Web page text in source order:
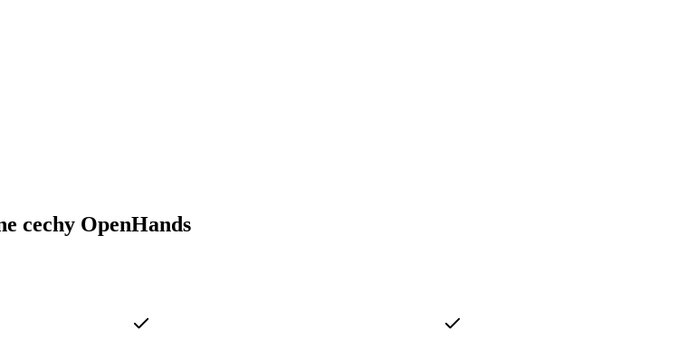
cechy OpenHands